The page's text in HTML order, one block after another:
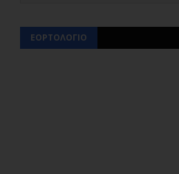
ΕΟΡΤΟΛΟΓΙΟ